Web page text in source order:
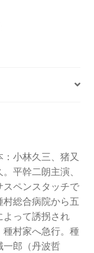
小林久三、猪又
平幹二朗主演、
スペンスタッチで
総合病院から五
よって誘拐され
村家へ急行。種
一郎（丹波哲